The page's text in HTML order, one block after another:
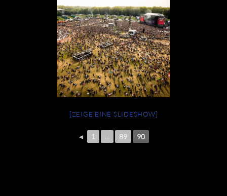
[ZEIGE EINE SLIDESHOW]
◄ 1 ... 89 90